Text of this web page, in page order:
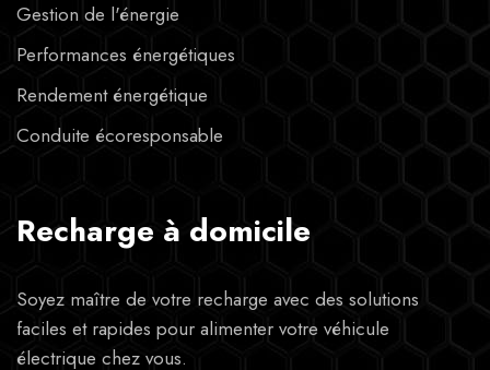
Gestion de l'énergie
Performances énergétiques
Rendement énergétique
Conduite écoresponsable
Recharge à domicile
Soyez maître de votre recharge avec des solutions
faciles et rapides pour alimenter votre véhicule
électrique chez vous.